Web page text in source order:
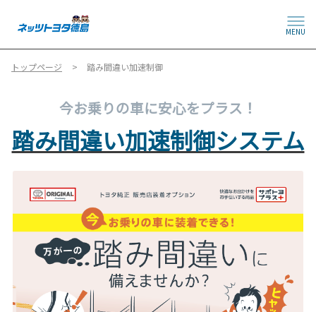
MENU
トップページ 踏み間違い加速制御
今お乗りの車に安心をプラス！
踏み間違い加速制御システム